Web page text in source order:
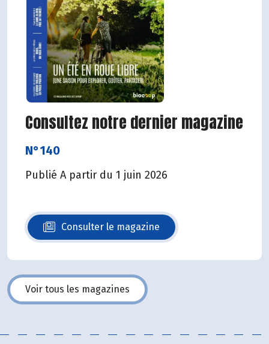
Consultez notre dernier magazine
N°140
Publié A partir du 1 juin 2026
Consulter le magazine
N°140
Voir tous les magazines